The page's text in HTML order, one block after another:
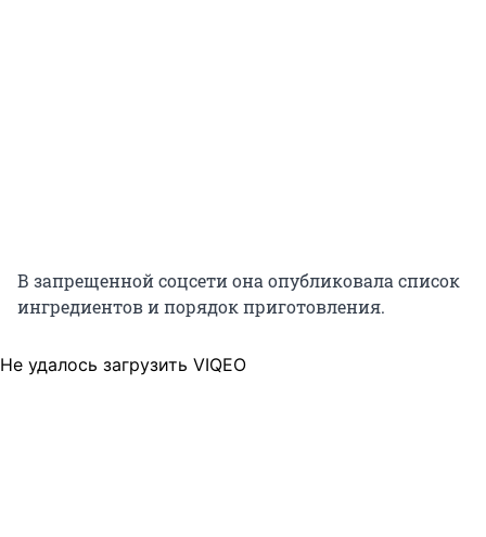
В запрещенной соцсети она опубликовала список
ингредиентов и порядок приготовления.
Не удалось загрузить VIQEO